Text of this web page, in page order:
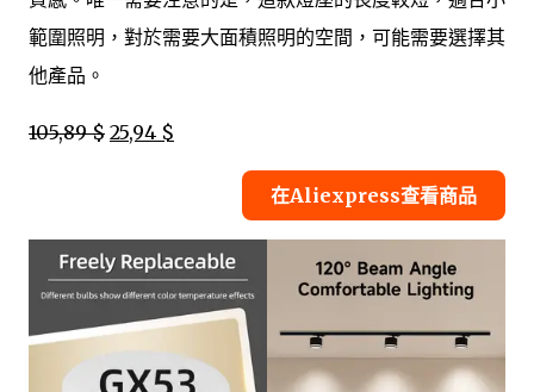
範圍照明，對於需要大面積照明的空間，可能需要選擇其
他產品。
105,89 $ 25,94 $
在Aliexpress查看商品